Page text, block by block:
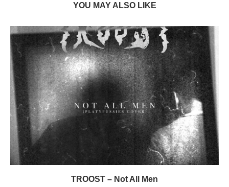
YOU MAY ALSO LIKE
TROOST – Not All Men